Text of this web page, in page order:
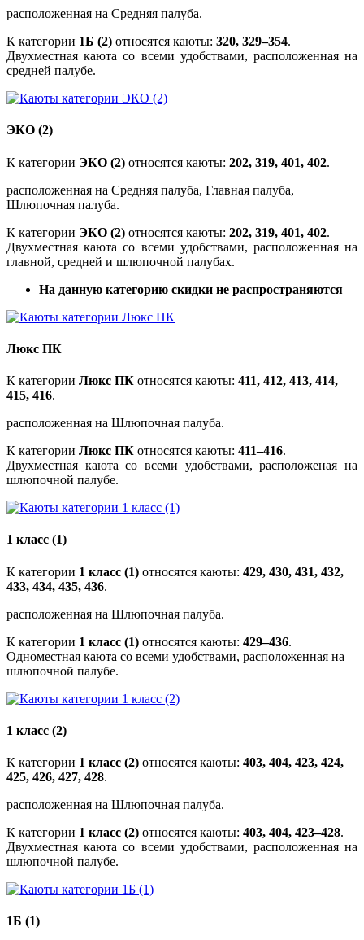
расположенная на Средняя палуба.
К категории 1Б (2) относятся каюты: 320, 329–354.
Двухместная каюта со всеми удобствами, расположенная на
средней палубе.
ЭКО (2)
К категории ЭКО (2) относятся каюты: 202, 319, 401, 402.
расположенная на Средняя палуба, Главная палуба,
Шлюпочная палуба.
К категории ЭКО (2) относятся каюты: 202, 319, 401, 402.
Двухместная каюта со всеми удобствами, расположенная на
главной, средней и шлюпочной палубах.
На данную категорию скидки не распространяются
Люкс ПК
К категории Люкс ПК относятся каюты: 411, 412, 413, 414,
415, 416.
расположенная на Шлюпочная палуба.
К категории Люкс ПК относятся каюты: 411–416.
Двухместная каюта со всеми удобствами, расположеная на
шлюпочной палубе.
1 класс (1)
К категории 1 класс (1) относятся каюты: 429, 430, 431, 432,
433, 434, 435, 436.
расположенная на Шлюпочная палуба.
К категории 1 класс (1) относятся каюты: 429–436.
Одноместная каюта со всеми удобствами, расположенная на
шлюпочной палубе.
1 класс (2)
К категории 1 класс (2) относятся каюты: 403, 404, 423, 424,
425, 426, 427, 428.
расположенная на Шлюпочная палуба.
К категории 1 класс (2) относятся каюты: 403, 404, 423–428.
Двухместная каюта со всеми удобствами, расположенная на
шлюпочной палубе.
1Б (1)